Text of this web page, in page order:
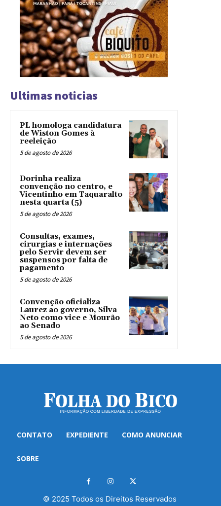
Ultimas noticias
PL homologa candidatura
de Wiston Gomes à
reeleição
5 de agosto de 2026
Dorinha realiza
convenção no centro, e
Vicentinho em Taquaralto
nesta quarta (5)
5 de agosto de 2026
Consultas, exames,
cirurgias e internações
pelo Servir devem ser
suspensos por falta de
pagamento
5 de agosto de 2026
Convenção oficializa
Laurez ao governo, Silva
Neto como vice e Mourão
ao Senado
5 de agosto de 2026
CONTATO EXPEDIENTE COMO ANUNCIAR
SOBRE
© 2025 Todos os Direitos Reservados